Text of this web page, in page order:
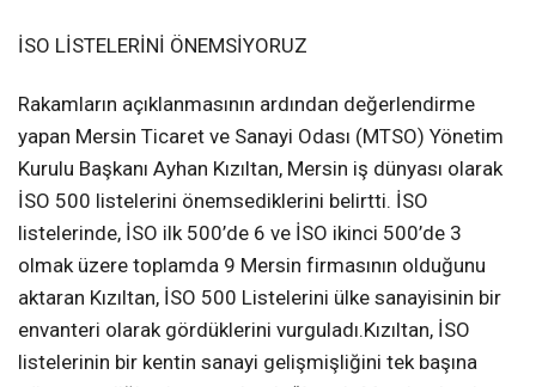
İSO LİSTELERİNİ ÖNEMSİYORUZ
Rakamların açıklanmasının ardından değerlendirme
yapan Mersin Ticaret ve Sanayi Odası (MTSO) Yönetim
Kurulu Başkanı Ayhan Kızıltan, Mersin iş dünyası olarak
İSO 500 listelerini önemsediklerini belirtti. İSO
listelerinde, İSO ilk 500’de 6 ve İSO ikinci 500’de 3
olmak üzere toplamda 9 Mersin firmasının olduğunu
aktaran Kızıltan, İSO 500 Listelerini ülke sanayisinin bir
envanteri olarak gördüklerini vurguladı.Kızıltan, İSO
listelerinin bir kentin sanayi gelişmişliğini tek başına